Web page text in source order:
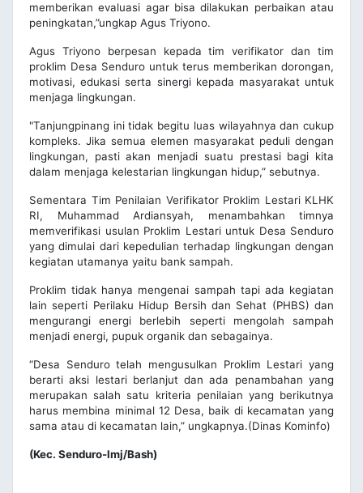
memberikan evaluasi agar bisa dilakukan perbaikan atau
peningkatan,”ungkap Agus Triyono.
Agus Triyono berpesan kepada tim verifikator dan tim
proklim Desa Senduro untuk terus memberikan dorongan,
motivasi, edukasi serta sinergi kepada masyarakat untuk
menjaga lingkungan.
"Tanjungpinang ini tidak begitu luas wilayahnya dan cukup
kompleks. Jika semua elemen masyarakat peduli dengan
lingkungan, pasti akan menjadi suatu prestasi bagi kita
dalam menjaga kelestarian lingkungan hidup,” sebutnya.
Sementara Tim Penilaian Verifikator Proklim Lestari KLHK
RI, Muhammad Ardiansyah, menambahkan timnya
memverifikasi usulan Proklim Lestari untuk Desa Senduro
yang dimulai dari kepedulian terhadap lingkungan dengan
kegiatan utamanya yaitu bank sampah.
Proklim tidak hanya mengenai sampah tapi ada kegiatan
lain seperti Perilaku Hidup Bersih dan Sehat (PHBS) dan
mengurangi energi berlebih seperti mengolah sampah
menjadi energi, pupuk organik dan sebagainya.
“Desa Senduro telah mengusulkan Proklim Lestari yang
berarti aksi lestari berlanjut dan ada penambahan yang
merupakan salah satu kriteria penilaian yang berikutnya
harus membina minimal 12 Desa, baik di kecamatan yang
sama atau di kecamatan lain,” ungkapnya.(Dinas Kominfo)
(Kec. Senduro-lmj/Bash)